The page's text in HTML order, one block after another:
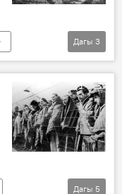
Дагы 3
Дагы 5